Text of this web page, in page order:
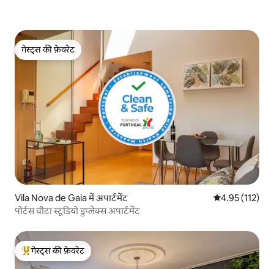
गेस्ट्स की फ़ेवरेट
गेस्ट्स की फ़ेवरेट
Vila Nova de Gaia में अपार्टमेंट औसत रेटिंग 5 में से
4.95 (112)
पोर्टस वीटा स्टूडियो डुप्लेक्स अपार्टमेंट
गेस्ट्स का टॉप फ़ेवरेट
गेस्ट्स की फ़ेवरेट